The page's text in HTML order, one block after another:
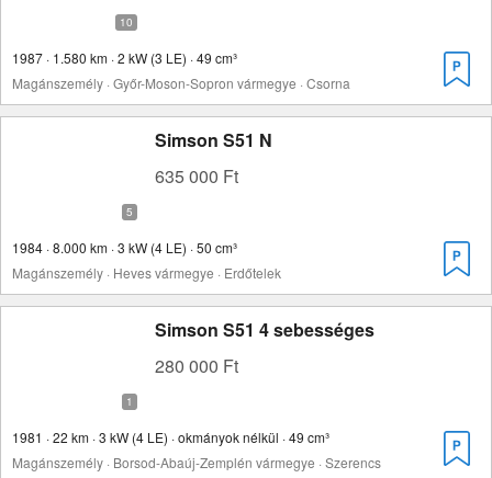
1987 · 1.580 km · 2 kW (3 LE) · 49 cm³
Magánszemély · Győr-Moson-Sopron vármegye · Csorna
Simson S51 N
635 000 Ft
1984 · 8.000 km · 3 kW (4 LE) · 50 cm³
Magánszemély · Heves vármegye · Erdőtelek
Simson S51 4 sebességes
280 000 Ft
1981 · 22 km · 3 kW (4 LE) · okmányok nélkül · 49 cm³
Magánszemély · Borsod-Abaúj-Zemplén vármegye · Szerencs